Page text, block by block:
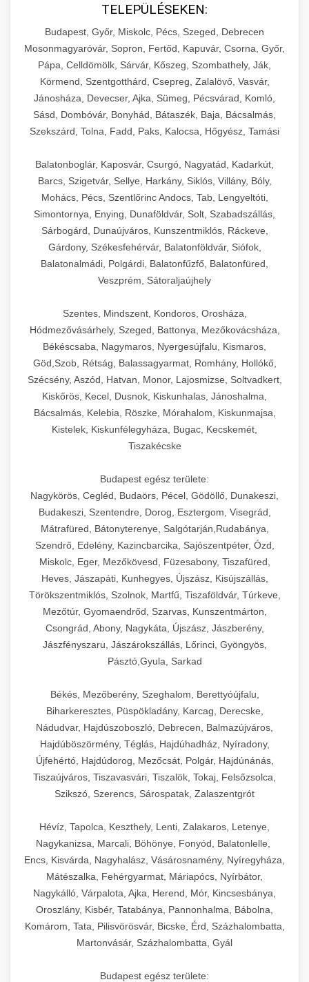
TELEPÜLÉSEKEN:
Budapest, Győr, Miskolc, Pécs, Szeged, Debrecen
Mosonmagyaróvár, Sopron, Fertőd, Kapuvár, Csorna, Győr,
Pápa, Celldömölk, Sárvár, Kőszeg, Szombathely, Ják,
Körmend, Szentgotthárd, Csepreg, Zalalövő, Vasvár,
Jánosháza, Devecser, Ajka, Sümeg, Pécsvárad, Komló,
Sásd, Dombóvár, Bonyhád, Bátaszék, Baja, Bácsalmás,
Szekszárd, Tolna, Fadd, Paks, Kalocsa, Hőgyész, Tamási
Balatonboglár, Kaposvár, Csurgó, Nagyatád, Kadarkút,
Barcs, Szigetvár, Sellye, Harkány, Siklós, Villány, Bóly,
Mohács, Pécs, Szentlőrinc Andocs, Tab, Lengyeltóti,
Simontornya, Enying, Dunaföldvár, Solt, Szabadszállás,
Sárbogárd, Dunaújváros, Kunszentmiklós, Ráckeve,
Gárdony, Székesfehérvár, Balatonföldvár, Siófok,
Balatonalmádi, Polgárdi, Balatonfűzfő, Balatonfüred,
Veszprém, Sátoraljaújhely
Szentes, Mindszent, Kondoros, Orosháza,
Hódmezővásárhely, Szeged, Battonya, Mezőkovácsháza,
Békéscsaba, Nagymaros, Nyergesújfalu, Kismaros,
Göd,Szob, Rétság, Balassagyarmat, Romhány, Hollókő,
Szécsény, Aszód, Hatvan, Monor, Lajosmizse, Soltvadkert,
Kiskőrös, Kecel, Dusnok, Kiskunhalas, Jánoshalma,
Bácsalmás, Kelebia, Röszke, Mórahalom, Kiskunmajsa,
Kistelek, Kiskunfélegyháza, Bugac, Kecskemét,
Tiszakécske
Budapest egész területe:
Nagykörös, Cegléd, Budaörs, Pécel, Gödöllő, Dunakeszi,
Budakeszi, Szentendre, Dorog, Esztergom, Visegrád,
Mátrafüred, Bátonyterenye, Salgótarján,Rudabánya,
Szendrő, Edelény, Kazincbarcika, Sajószentpéter, Ózd,
Miskolc, Eger, Mezőkövesd, Füzesabony, Tiszafüred,
Heves, Jászapáti, Kunhegyes, Újszász, Kisújszállás,
Törökszentmiklós, Szolnok, Martfű, Tiszaföldvár, Túrkeve,
Mezőtúr, Gyomaendrőd, Szarvas, Kunszentmárton,
Csongrád, Abony, Nagykáta, Újszász, Jászberény,
Jászfényszaru, Jászárokszállás, Lőrinci, Gyöngyös,
Pásztó,Gyula, Sarkad
Békés, Mezőberény, Szeghalom, Berettyóújfalu,
Biharkeresztes, Püspökladány, Karcag, Derecske,
Nádudvar, Hajdúszoboszló, Debrecen, Balmazújváros,
Hajdúböszörmény, Téglás, Hajdúhadház, Nyíradony,
Újfehértó, Hajdúdorog, Mezőcsát, Polgár, Hajdúnánás,
Tiszaújváros, Tiszavasvári, Tiszalök, Tokaj, Felsőzsolca,
Szikszó, Szerencs, Sárospatak, Zalaszentgrót
Hévíz, Tapolca, Keszthely, Lenti, Zalakaros, Letenye,
Nagykanizsa, Marcali, Böhönye, Fonyód, Balatonlelle,
Encs, Kisvárda, Nagyhalász, Vásárosnamény, Nyíregyháza,
Mátészalka, Fehérgyarmat, Máriapócs, Nyírbátor,
Nagykálló, Várpalota, Ajka, Herend, Mór, Kincsesbánya,
Oroszlány, Kisbér, Tatabánya, Pannonhalma, Bábolna,
Komárom, Tata, Pilisvörösvár, Bicske, Érd, Százhalombatta,
Martonvásár, Százhalombatta, Gyál
Budapest egész területe: